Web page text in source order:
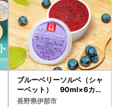
ブルーベリーソルベ（シャ
ーベット） 90ml×6カッ
プ【011-a1】
長野県伊那市